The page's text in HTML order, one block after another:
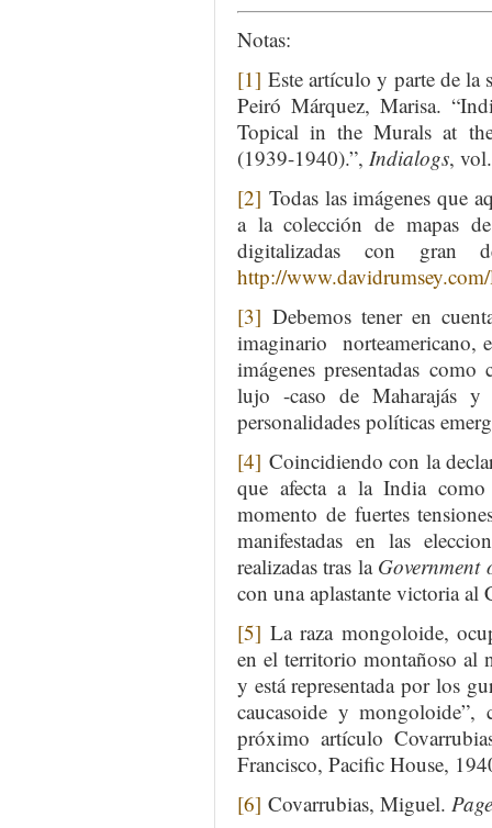
Notas:
[1] Este artículo y parte de la
Peiró Márquez, Marisa.
Topical in the Murals at
(1939-1940).”, Indialogs,
[2] Todas las imágenes que
a la colección de mapas
digitalizadas con gran
http://
[3] Debemos tener en
imaginario norteamericano,
imágenes presentadas como
lujo -caso de Maharajás
personalidades políticas
[4] Coincidiendo con la
que afecta a la India
momento de fuertes
manifestadas en las
realizadas tras la
con una aplastante victoria
[5] La raza mongoloide,
en el territorio montañoso al
y está representada por los
caucasoide y mongoloide”,
próximo artículo
Francisco, Pacific House,
[6] Covarrubias, Miguel.